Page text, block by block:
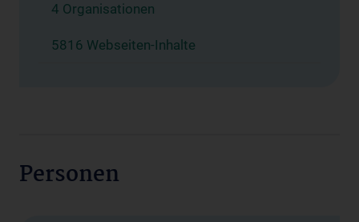
4 Organisationen
5816 Webseiten-Inhalte
Personen